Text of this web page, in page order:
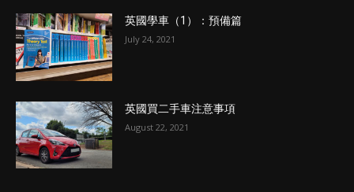
英國學車（1）：預備篇
July 24, 2021
英國買二手車注意事項
August 22, 2021